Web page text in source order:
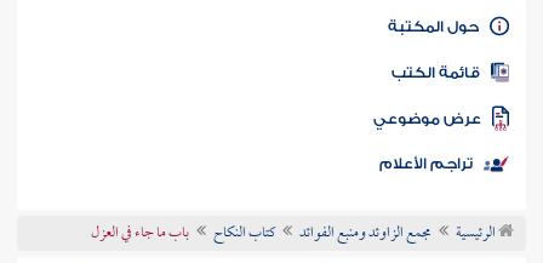
كتاب الأمة
المكتبة
الكتب
موضوعي
تراجم الأعلام
الرئيسية مجمع الزاوئد ومنبع الفوائد كتاب النكاح باب ما جاء في العزل